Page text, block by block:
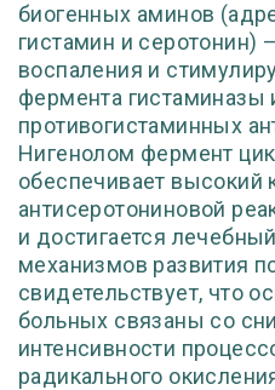
биогенных аминов
гистамин и серотонин)
воспаления и
фермента гистаминазы
противогистаминных
Нигенолом фермент
обеспечивает высокий
антисеротониновой
и достигается
механизмов развития
свидетельствует, что
больных связаны со
интенсивности
радикального